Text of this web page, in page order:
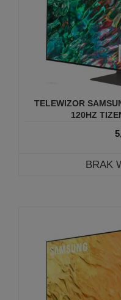
TELEWIZOR
120HZ
BRAK